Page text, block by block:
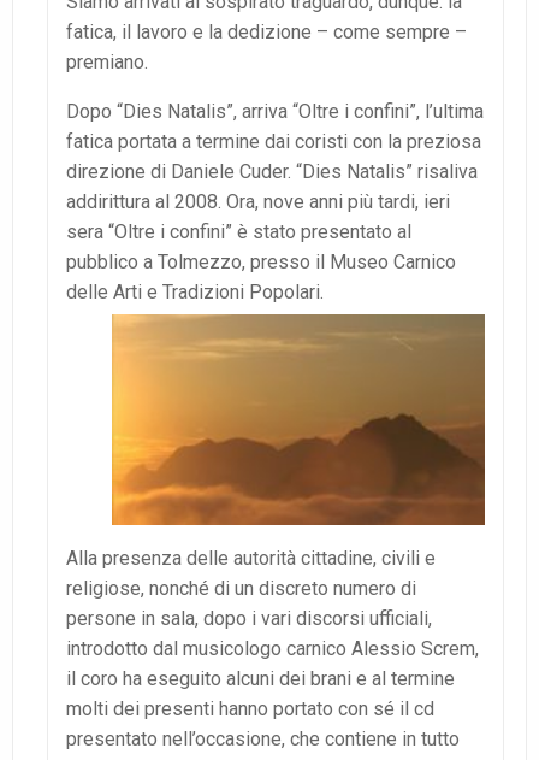
fatica, il lavoro e la dedizione – come sempre –
premiano.
Dopo “Dies Natalis”, arriva “Oltre i confini”, l’ultima
fatica portata a termine dai coristi con la preziosa
direzione di Daniele Cuder. “Dies Natalis” risaliva
addirittura al 2008. Ora, nove anni più tardi, ieri
sera “Oltre i confini” è stato presentato al
pubblico a Tolmezzo, presso il Museo Carnico
delle Arti e Tradizioni Popolari.
Alla presenza delle autorità cittadine, civili e
religiose, nonché di un discreto numero di
persone in sala, dopo i vari discorsi ufficiali,
introdotto dal musicologo carnico Alessio Screm,
il coro ha eseguito alcuni dei brani e al termine
molti dei presenti hanno portato con sé il cd
presentato nell’occasione, che contiene in tutto